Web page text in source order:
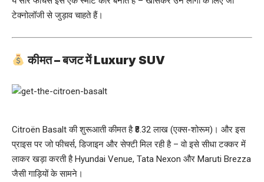
टेक्नोलॉजी से जुड़ाव चाहते हैं।
कीमत – बजट में Luxury SUV
Citroën Basalt की शुरूआती कीमत है ₹8.32 लाख (एक्स-शोरूम)। और इस
प्राइस पर जो फीचर्स, डिजाइन और सेफ्टी मिल रही है – वो इसे सीधा टक्कर में
लाकर खड़ा करती है Hyundai Venue, Tata Nexon और Maruti Brezza
जैसी गाड़ियों के सामने।